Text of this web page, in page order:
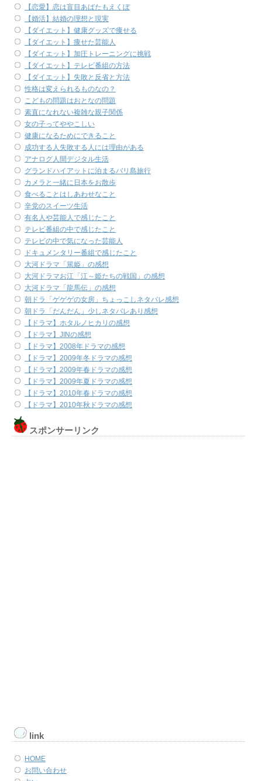
【恋愛】恋は盲目あばたもえくぼ
【婚活】結婚の理想と現実
【ダイエット】健康グッズで痩せる
【ダイエット】痩せた芸能人
【ダイエット】加圧トレーニングに挑戦
【ダイエット】テレビ番組の方法
【ダイエット】失敗と反省と方法
性格は変えられるものなの？
こどもの問題はおとなの問題
素直になれない複雑な親子関係
女の子ってややこしい
健康になるためにできること
成功する人失敗する人には理由がある
アナログ人間デジタル生活
グランドハイアットに泊まるバリ島旅行
カメラと一緒に日本をお散歩
食べることはしあわせなこと
辛党のスイーツ生活
有名人や芸能人で感じたこと
テレビ番組の中で感じたこと
テレビの中で気になった芸能人
ドキュメンタリー番組で感じたこと
大河ドラマ「篤姫」の感想
大河ドラマお江「江～姫たちの戦国」の感想
大河ドラマ「龍馬伝」の感想
朝ドラ「ゲゲゲの女房」ちょっこしネタバレ感想
朝ドラ「だんだん」少しネタバレあり感想
【ドラマ】ホタルノヒカリの感想
【ドラマ】JINの感想
【ドラマ】2008年ドラマの感想
【ドラマ】2009年冬ドラマの感想
【ドラマ】2009年春ドラマの感想
【ドラマ】2009年夏ドラマの感想
【ドラマ】2010年春ドラマの感想
【ドラマ】2010年秋ドラマの感想
スポンサーリンク
link
HOME
お問い合わせ